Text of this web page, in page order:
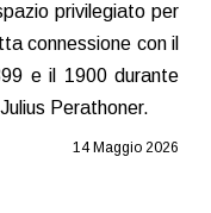
privilegiato per
connessione con il
e il 1900 durante
Perathoner.
14 Maggio 2026